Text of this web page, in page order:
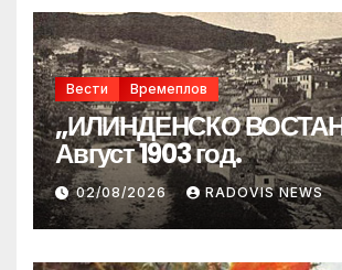
Вести Времеплов
„ИЛИНДЕНСКО
Август 1903 год.
02/08/2026 RADOVIS NEWS